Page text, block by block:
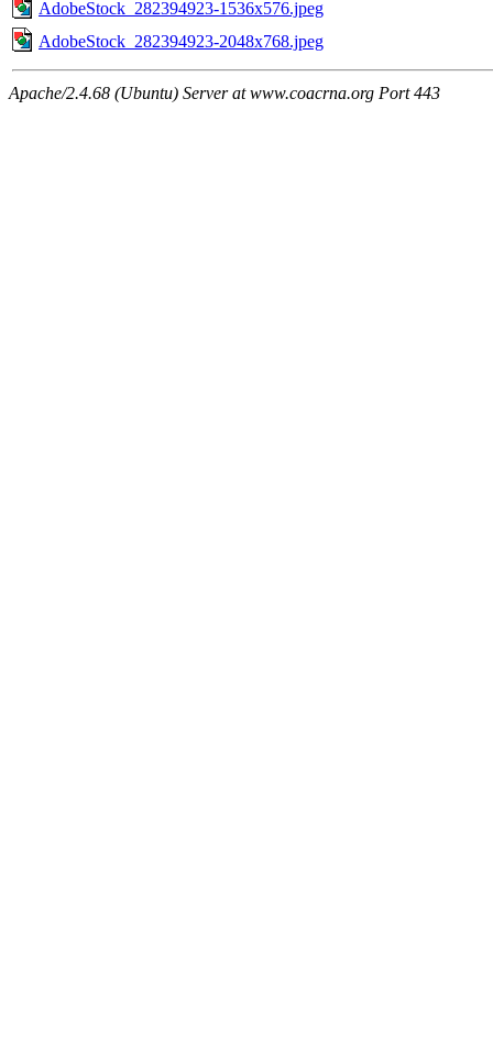
AdobeStock_282394923-1536x576.jpeg
AdobeStock_282394923-2048x768.jpeg
Apache/2.4.68 (Ubuntu) Server at www.coacrna.org Port 443